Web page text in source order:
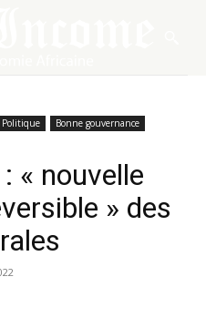
Politique
Bonne gouvernance
« nouvelle
» des